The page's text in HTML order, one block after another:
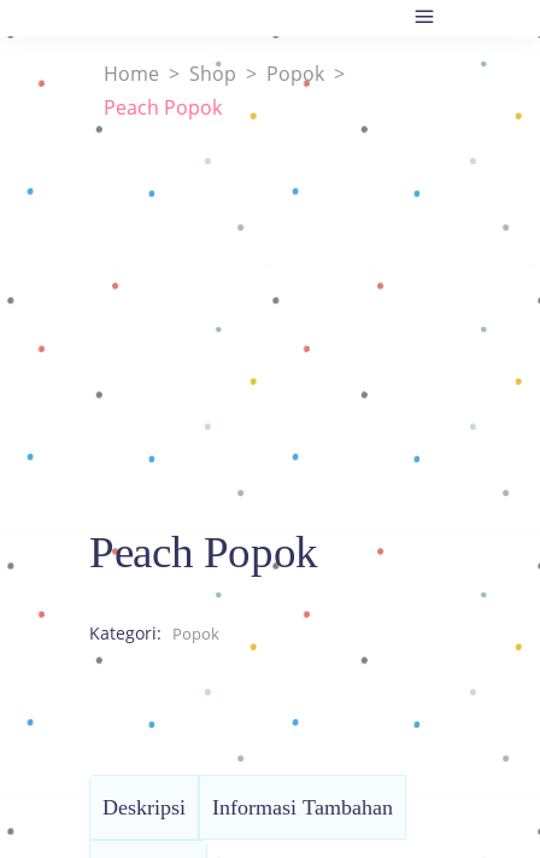
Home > Shop > Popok >
Peach Popok
Peach Popok
Kategori: Popok
Deskripsi Informasi Tambahan